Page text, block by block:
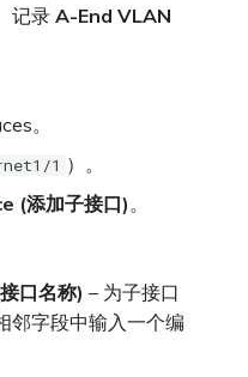
记录A-End VLAN
。
1 ）。
(添加子接口) 。
口名称) – 为子接口
邻字段中输入一个编